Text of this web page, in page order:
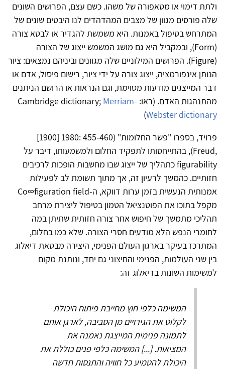
ולתת דימוי או מטאפורה של משהו. כשם עצם, הפרושים השונים
שלה פורסים מגוון של מצבים המהדהדים לנו היבטים שונים של
המתרחש בטיפול באמנות. היא משמשת להגדיר או לבטא צורה
(Form), ובמקביל היא גם מושג המשמש ייצוג של הצורה
(Figure). הפרושים המילוניים שלה מגוונים וביניהם נמצאים: ציור
הנותן אינפורמציה, ייצוג צורה על ידי ציור, רישום פיסול, אדם או
דבר המייצגים מודעות מסוימת, וגם הנראות או הרושם הניתנים
מהתנהגות האדם. (ראו: Cambridge dictionary; Merriam-
Webster dictionary
)
פרויד, בספרו "פשר החלומות" (455-460 :1980 [1900]
,Freud), בהתייחסותו לתפקיד החלום ולמשמעותו, דיבר על
figurability כתהליך של ייצוג שבו מחשבות הופכות לרכיבים
חזותיים. כהמשך לרעיון זה, אך מתוך תשומת לב לפעילות
אמנותית הנעשית בזמן ערות דווקא, ה-Co∞figuration field
מקפל בתוכו את הפוטנציאל הטמון בטיפול ליצירת מרחב
תהליכי מתמשך של חיפוש אחר צורה חזותית שתיתן במה
לחומרי הנפש הלא מודעים חסרי הצורה. שלא כמו בחלום,
המתרכז בעיקר בארגון העולם הפנימי, היצירה מבטאת דיאלוג
בין שני העולמות, הפנימי והחיצוני גם יחד, ונותנת מקום
למשימות השונות בדיאלוג זה:
המשימה כלפי חוץ מחייבת פיתוח היכולת
לקלוט את הגירויים מן הסביבה, לארגן אותם
לתמונה פנימית המייצגת נאמנה את
המציאות. [...] המשימה כלפי פנים כוללת את
היכולת להטמיע כל חוויה והתנסות חדשה